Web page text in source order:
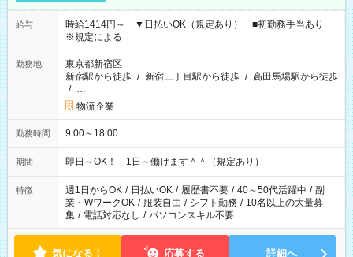
給与
時給1414円～ ▼日払いOK（規定あり） ■初勤務手当あり
※規定による
勤務地
東京都新宿区
新宿駅から徒歩 / 新宿三丁目駅から徒歩 / 高田馬場駅から徒歩
/ …
物流企業
勤務時間 9:00～18:00
期間 即日～OK！ 1日～働けます＾＾（規定あり）
特徴 週1日からOK / 日払いOK / 履歴書不要 / 40～50代活躍中 / 副
業・WワークOK / 服装自由 / シフト勤務 / 10名以上の大量募
集 / 電話対応なし / パソコンスキル不要
気になる！ 応募する 詳細へ